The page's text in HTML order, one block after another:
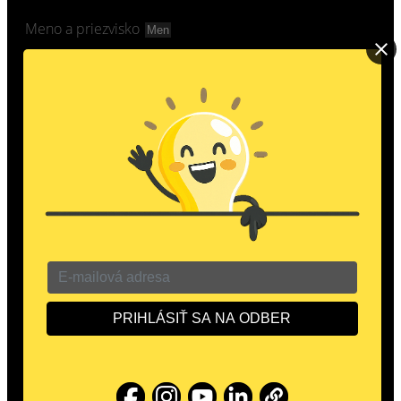
Meno a priezvisko
Súhlasím so spracovaním osobných údajov
spoločnosťou ProfiLIGHT Corporation, s.r.o. pre účely
ďalšej komunikácie a zasielanie Newsletter. Váš súhlas
môžete kedykoľvek odvolať.
ODOSLAŤ
naklikal kolektív ProfiLIGHT Corporation, s.r.o. ©